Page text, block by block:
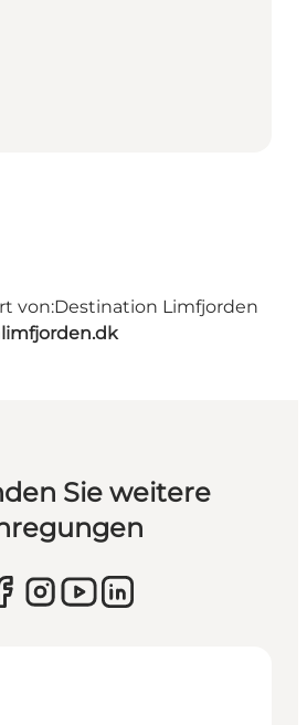
von:Destination Limfjorden
Sie weitere